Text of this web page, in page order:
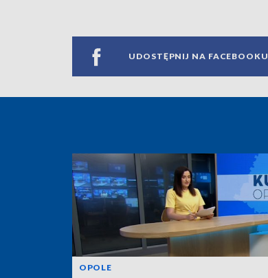
UDOSTĘPNIJ NA FACEBOOKU
OPOLE